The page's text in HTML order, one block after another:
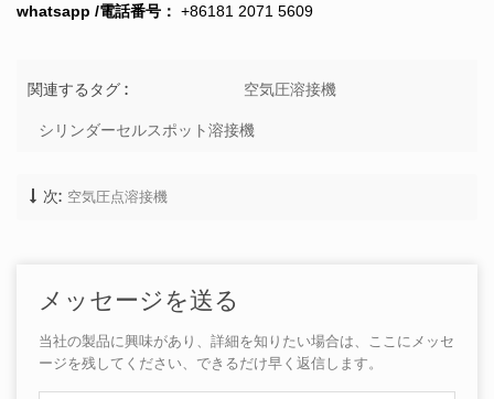
whatsapp /電話番号： +86181 2071 5609
関連するタグ : 空気圧溶接機
シリンダーセルスポット溶接機
次: 空気圧点溶接機
メッセージを送る
当社の製品に興味があり、詳細を知りたい場合は、ここにメッセ
ージを残してください、できるだけ早く返信します。